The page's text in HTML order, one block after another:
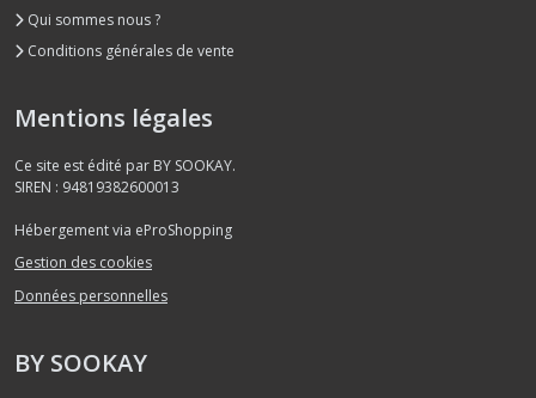
Qui sommes nous ?
Conditions générales de vente
Mentions légales
Ce site est édité par BY SOOKAY.
SIREN : 94819382600013
Hébergement via eProShopping
Gestion des cookies
Données personnelles
BY SOOKAY